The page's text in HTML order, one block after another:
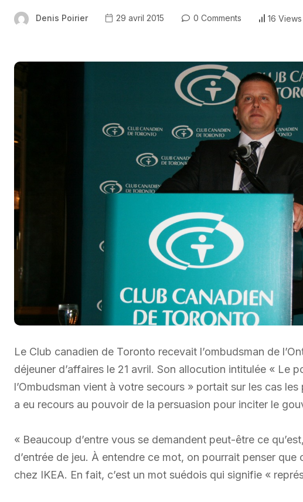
Denis Poirier 29 avril 2015 0 Comments 16 Views
Le Club canadien de Toronto recevait l’ombudsman de
déjeuner d’affaires le 21 avril. Son allocution intitulée « Le
l’Ombudsman vient à votre secours » portait sur les cas
a eu recours au pouvoir de la persuasion pour inciter le
« Beaucoup d’entre vous se demandent peut-être ce
d’entrée de jeu. À entendre ce mot, on pourrait penser que
chez IKEA. En fait, c’est un mot suédois qui signifie «